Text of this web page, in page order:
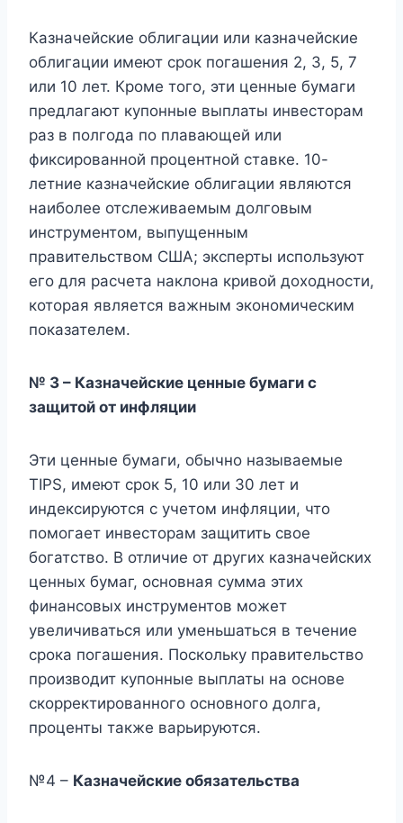
Казначейские облигации или казначейские
облигации имеют срок погашения 2, 3, 5, 7
или 10 лет. Кроме того, эти ценные бумаги
предлагают купонные выплаты инвесторам
раз в полгода по плавающей или
фиксированной процентной ставке. 10-
летние казначейские облигации являются
наиболее отслеживаемым долговым
инструментом, выпущенным
правительством США; эксперты используют
его для расчета наклона кривой доходности,
которая является важным экономическим
показателем.
№ 3 – Казначейские ценные бумаги с
защитой от инфляции
Эти ценные бумаги, обычно называемые
TIPS, имеют срок 5, 10 или 30 лет и
индексируются с учетом инфляции, что
помогает инвесторам защитить свое
богатство. В отличие от других казначейских
ценных бумаг, основная сумма этих
финансовых инструментов может
увеличиваться или уменьшаться в течение
срока погашения. Поскольку правительство
производит купонные выплаты на основе
скорректированного основного долга,
проценты также варьируются.
№4 – Казначейские обязательства